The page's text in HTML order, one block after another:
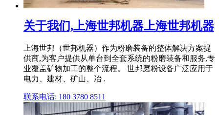
关于我们,上海世邦机器上海世邦机器
上海世邦（世邦机器）作为粉磨装备的整体解决方案提
供商,为客户提供从单台到全套系统的粉磨装备和服务,专
业覆盖矿物加工的整个流程。 世邦磨粉设备广泛应用于
电力、建材、矿山、冶 .
联系电话: 180 3780 8511